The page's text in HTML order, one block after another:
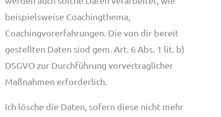
beispielsweise Coachingthema,
Coachingvorerfahrungen. Die von dir bereit
gestellten Daten sind gem. Art. 6 Abs. 1 lit. b)
DSGVO zur Durchführung vorvertraglicher
Maßnahmen erforderlich.
Ich lösche die Daten, sofern diese nicht mehr